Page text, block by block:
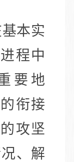
基本实
程中
要地
衔接
攻坚
、解